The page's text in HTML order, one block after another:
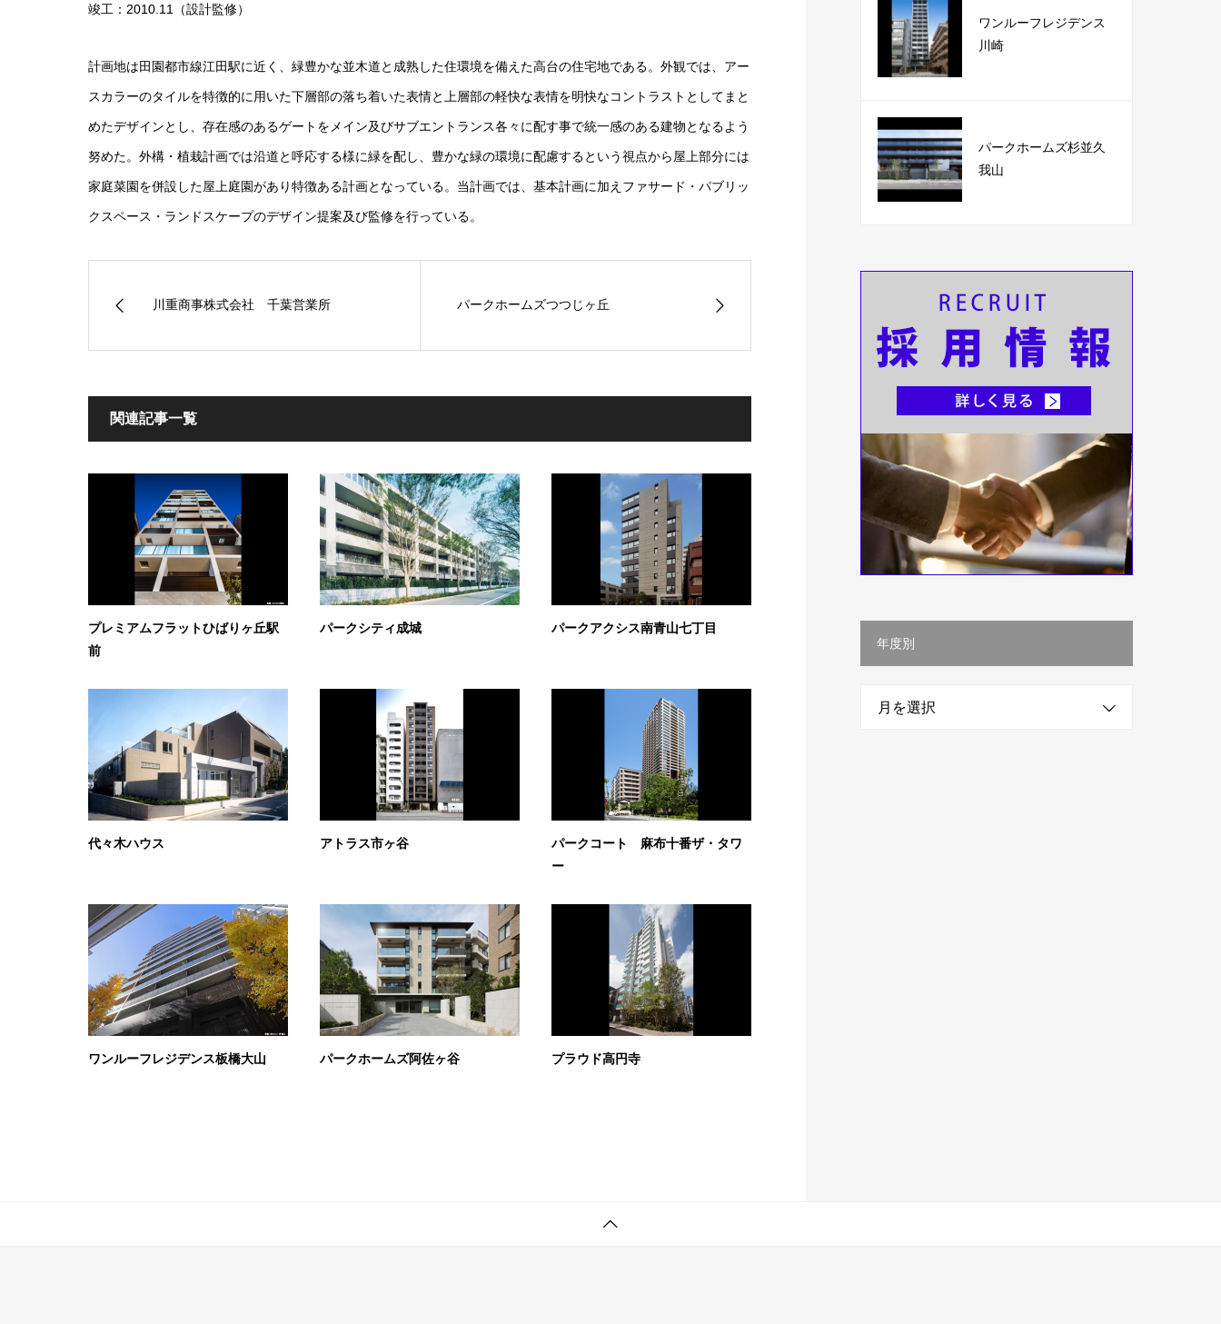
竣工：2010.11（設計監修）
計画地は田園都市線江田駅に近く、緑豊かな並木道と成熟した住環境を備えた高台の住宅地である。外観では、アー
スカラーのタイルを特徴的に用いた下層部の落ち着いた表情と上層部の軽快な表情を明快なコントラストとしてまと
めたデザインとし、存在感のあるゲートをメイン及びサブエントランス各々に配す事で統一感のある建物となるよう
努めた。外構・植栽計画では沿道と呼応する様に緑を配し、豊かな緑の環境に配慮するという視点から屋上部分には
家庭菜園を併設した屋上庭園があり特徴ある計画となっている。当計画では、基本計画に加えファサード・パブリッ
クスペース・ランドスケープのデザイン提案及び監修を行っている。
川重商事株式会社 千葉営業所 パークホームズつつじヶ丘
関連記事一覧
プレミアムフラットひばりヶ丘駅
前
パークシティ成城 パークアクシス南青山七丁目
代々木ハウス アトラス市ヶ谷
パークコート 麻布十番ザ・タワ
ー
ワンルーフレジデンス板橋大山 パークホームズ阿佐ヶ谷 プラウド高円寺
ワンルーフレジデンス
川崎
パークホームズ杉並久
我山
年度別
月を選択